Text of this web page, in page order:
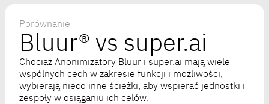
Porównanie
Bluur® vs super.ai
Chociaż Anonimizatory Bluur i super.ai mają wiele
wspólnych cech w zakresie funkcji i możliwości,
wybierają nieco inne ścieżki, aby wspierać jednostki i
zespoły w osiąganiu ich celów.